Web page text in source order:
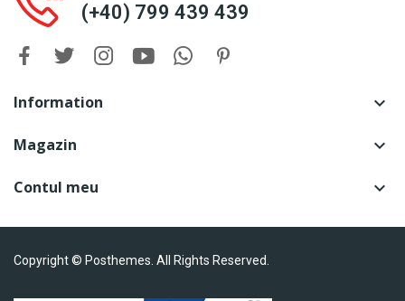
(+40) 799 439 439
Information 
Magazin 
Contul meu 
Copyright © Posthemes. All Rights Reserved.